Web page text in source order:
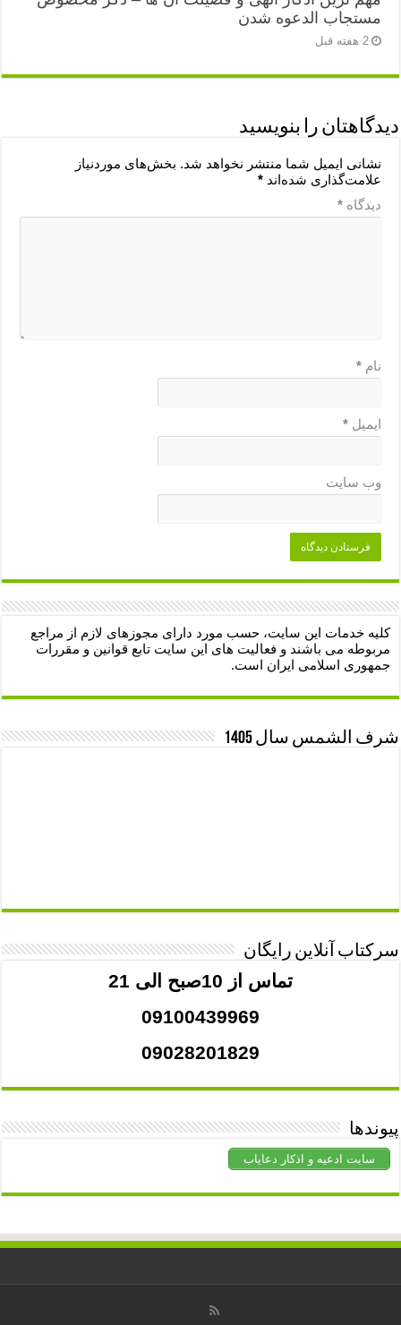
مستجاب الدعوه شدن
2 هفته قبل
دیدگاهتان را بنویسید
نشانی ایمیل شما منتشر نخواهد شد. بخش‌های موردنیاز
علامت‌گذاری شده‌اند*
دیدگاه*
نام*
ایمیل*
وب‌ سایت
کلیه خدمات این سایت، حسب مورد دارای مجوزهای لازم از مراجع
مربوطه می باشند و فعالیت های این سایت تابع قوانین و مقررات
جمهوری اسلامی ایران است.
شرف الشمس سال 1405
سرکتاب آنلاین رایگان
تماس از 10صبح الی 21
09100439969
09028201829
پیوندها
سایت ادعیه و اذکار دعایاب